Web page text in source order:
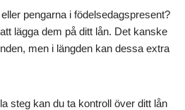
pengarna i födelsedagspresent?
lägga dem på ditt lån. Det kanske
men i längden kan dessa extra
steg kan du ta kontroll över ditt lån